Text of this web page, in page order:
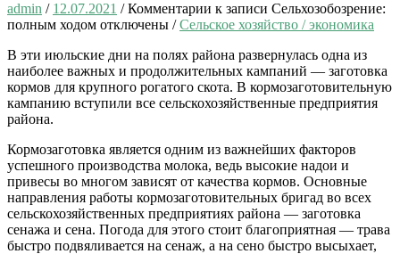
admin / 12.07.2021 /Комментарии к записи Сельхозобозрение:
полным ходом отключены /Сельское хозяйство / экономика
В эти июльские дни на полях района развернулась одна из
наиболее важных и продолжительных кампаний — заготовка
кормов для крупного рогатого скота. В кормозаготовительную
кампанию вступили все сельскохозяйственные предприятия
района.
Кормозаготовка является одним из важнейших факторов
успешного производства молока, ведь высокие надои и
привесы во многом зависят от качества кормов. Основные
направления работы кормозаготовительных бригад во всех
сельскохозяйственных предприятиях района — заготовка
сенажа и сена. Погода для этого стоит благоприятная — трава
быстро подвяливается на сенаж, а на сено быстро высыхает,